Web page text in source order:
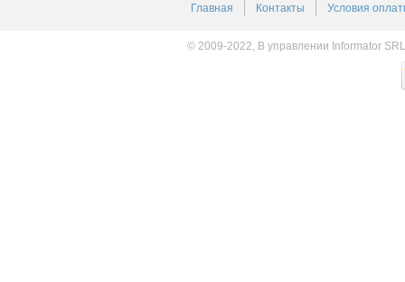
Главная Контакты Условия
© 2009-2022, В управлении Informator SRL